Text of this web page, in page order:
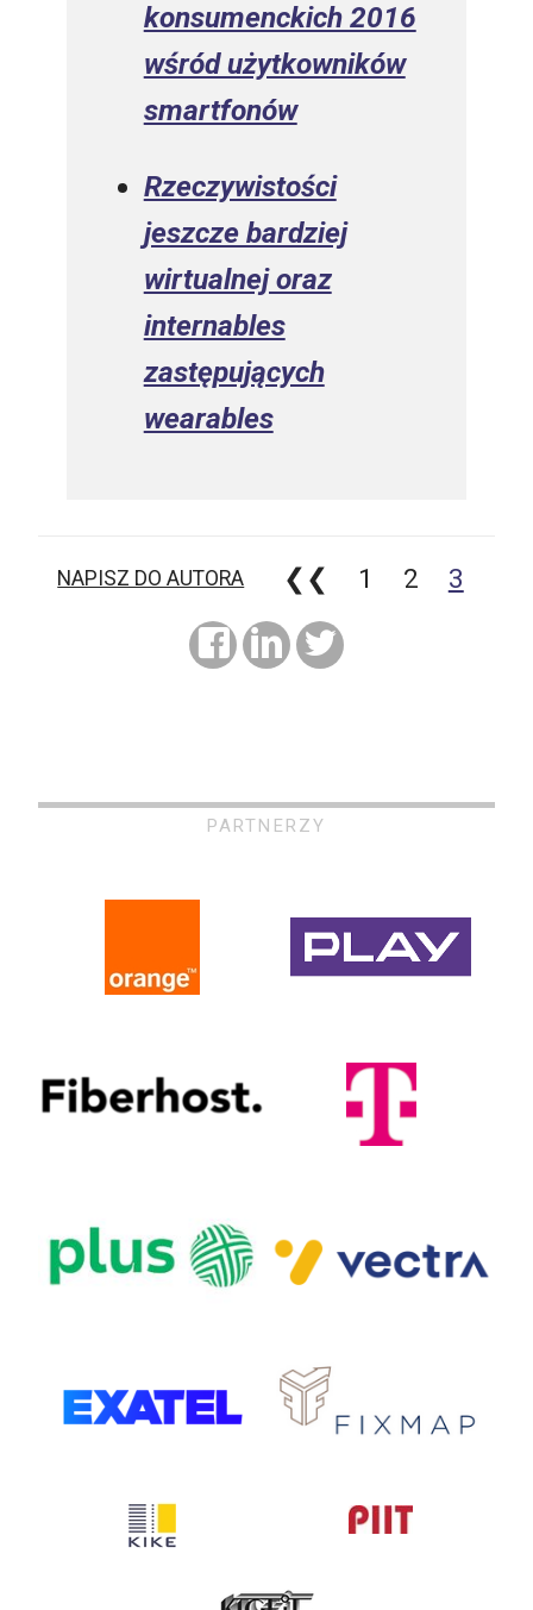
konsumenckich 2016
wśród użytkowników
smartfonów
Rzeczywistości
jeszcze bardziej
wirtualnej oraz
internables
zastępujących
wearables
NAPISZ DO AUTORA ❮❮ 1 2 3
PARTNERZY